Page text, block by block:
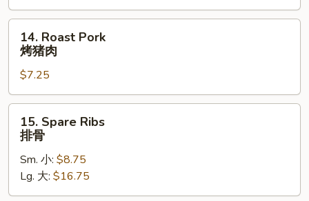
虾
吐
Roast
Pork
猪
肉
14. Roast Pork
烤猪肉
$7.25
Spare
Ribs
15. Spare Ribs
排骨
Sm. 小: $8.75
Lg. 大: $16.75